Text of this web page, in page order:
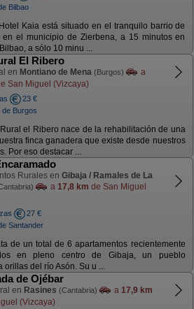
Bilbao
Kaia está situado en el tranquilo barrio de
en el municipio de Zierbena, a 15 minutos en
a sólo 10 minu ...
El Ribero
en Montiano de Mena (Burgos)
a
San Miguel (Vizcaya)
23 €
de Burgos
el Ribero nace de la rehabilitación de una
finca ganadera que existe desde nuestros
Por eso destacar ...
Rurales en Gibaja / Ramales de La
a 17,8 km de San Miguel
27 €
Santander
de un total de 6 apartamentos recientemente
en pleno centro de Gibaja, un pueblo
orillas del río Asón. Su u ...
de Ojébar
en Rasines (Cantabria) a 17,9 km
(Vizcaya)